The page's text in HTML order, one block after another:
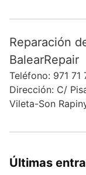
Reparación
BalearRepair
Teléfono: 971 71
Dirección: C/
Vileta-Son
Últimas